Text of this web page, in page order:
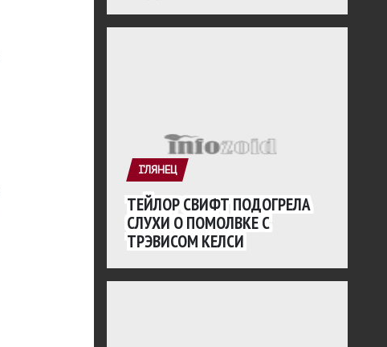
ГЛЯНЕЦ
ТЕЙЛОР СВИФТ ПОДОГРЕЛА
СЛУХИ О ПОМОЛВКЕ С
ТРЭВИСОМ КЕЛСИ